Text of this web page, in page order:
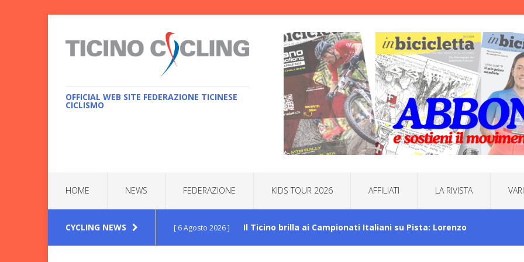
OFFICIAL WEB SITE FEDERAZIONE TICINESE
CICLISMO
HOME NEWS FEDERAZIONE KIDS TOUR 2026 AFFILIATI LA RIVISTA
CYCLING NEWS [ 6 Agosto 2026 ] Il Ticino brilla ai Campionati Italiani su Pista: Lorenzo